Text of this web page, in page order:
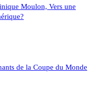
Moulon, Vers une
de la Coupe du Monde